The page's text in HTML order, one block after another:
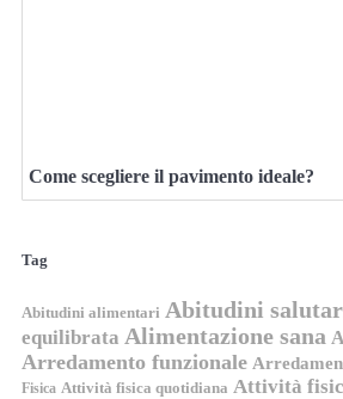
Come scegliere il pavimento ideale?
Tag
Abitudini alimentari Abitudini
equilibrata Alimentazione sana
Arredamento funzionale
Fisica Attività fisica quotidiana Attività